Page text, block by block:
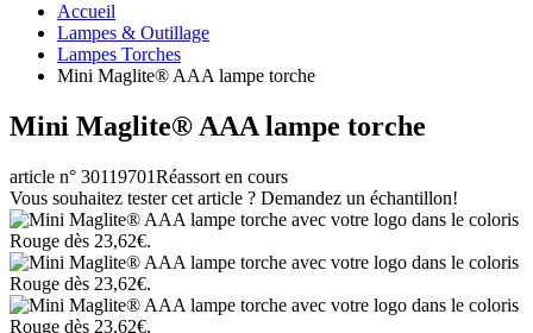
Accueil
Lampes & Outillage
Lampes Torches
Mini Maglite® AAA lampe torche
Mini Maglite® AAA lampe torche
article n° 30119701Réassort en cours
Vous souhaitez tester cet article ? Demandez un échantillon!